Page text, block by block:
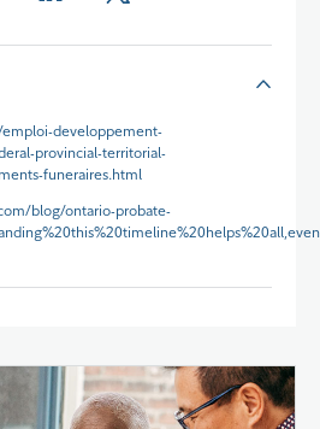
developpement-
provincial-territorial-
funeraires.html
blog/ontario-probate-